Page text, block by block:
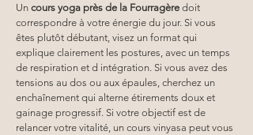
Un cours yoga près de la Fourragère doit
correspondre à votre énergie du jour. Si vous
êtes plutôt débutant, visez un format qui
explique clairement les postures, avec un temps
de respiration et d intégration. Si vous avez des
tensions au dos ou aux épaules, cherchez un
enchaînement qui alterne étirements doux et
gainage progressif. Si votre objectif est de
relancer votre vitalité, un cours vinyasa peut vous